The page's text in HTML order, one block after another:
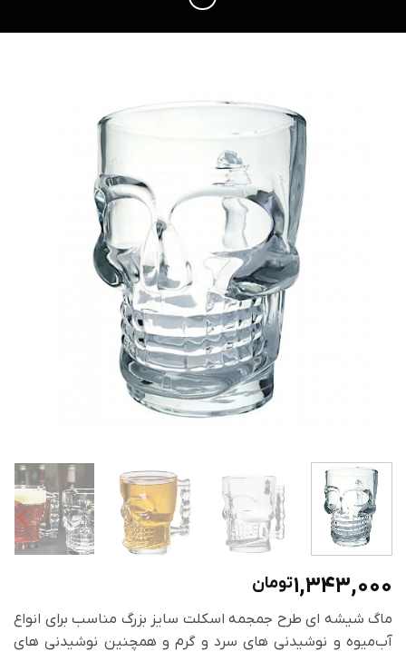
1,343,000تومان
ماگ شیشه ای طرح جمجمه اسکلت سایز بزرگ مناسب برای انواع
آب‌میوه و نوشیدنی های سرد و گرم و همچنین نوشیدنی های